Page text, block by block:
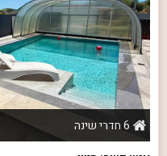
6 חדרי שינה